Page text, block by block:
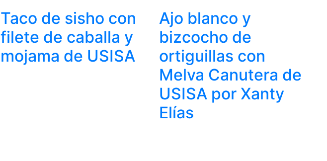
Taco de sisho con
filete de caballa y
mojama de USISA
Ajo blanco y
bizcocho de
ortiguillas con
Melva Canutera de
USISA por Xanty
Elías